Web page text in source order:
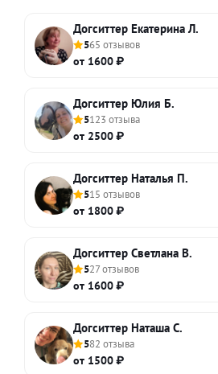
Догситтер Екатерина Л.
565 отзывов
от 1600 ₽
Догситтер Юлия Б.
5123 отзыва
от 2500 ₽
Догситтер Наталья П.
515 отзывов
от 1800 ₽
Догситтер Светлана В.
527 отзывов
от 1600 ₽
Догситтер Наташа С.
582 отзыва
от 1500 ₽